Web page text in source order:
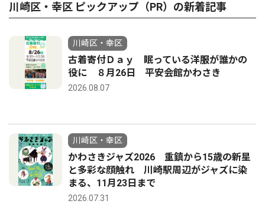
川崎区・幸区 ピックアップ（PR）の新着記事
川崎区・幸区
古着寄付Ｄａｙ 眠っている洋服が誰かの
役に ８月26日 平安会館かわさき
2026.08.07
川崎区・幸区
かわさきジャズ2026 重鎮から15歳の新星
と多彩な顔触れ 川崎駅周辺がジャズに染
まる、11月23日まで
2026.07.31